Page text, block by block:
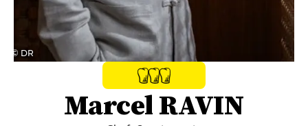
© DR
Marcel RAVIN